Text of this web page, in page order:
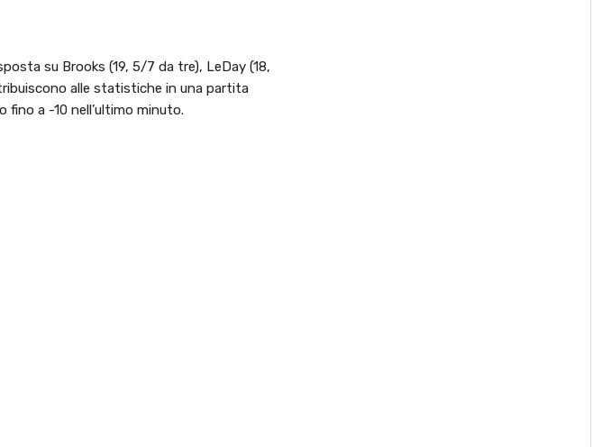
su Brooks (19, 5/7 da tre), LeDay (18,
alle statistiche in una partita
fino a -10 nell’ultimo minuto.